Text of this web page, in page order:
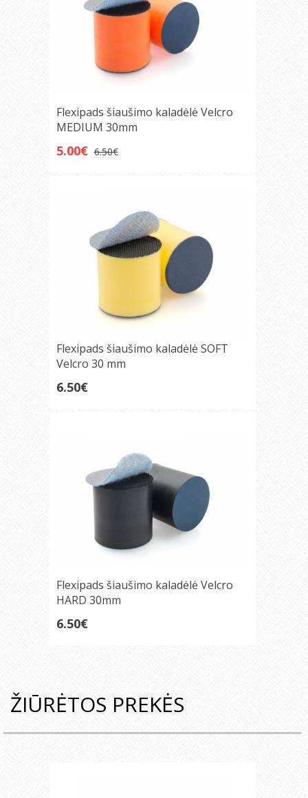
Flexipads šiaušimo kaladėlė Velcro
MEDIUM 30mm
5.00€ 6.50€
Flexipads šiaušimo kaladėlė SOFT
Velcro 30 mm
6.50€
Flexipads šiaušimo kaladėlė Velcro
HARD 30mm
6.50€
ŽIŪRĖTOS PREKĖS